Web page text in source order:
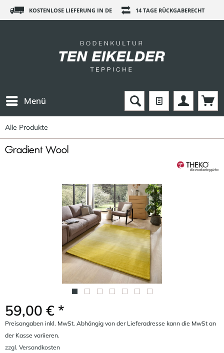
KOSTENLOSE LIEFERUNG IN DE 14 TAGE RÜCKGABERECHT
Menü
Alle Produkte
Gradient Wool
59,00 € *
Preisangaben inkl. MwSt. Abhängig von der Lieferadresse kann die MwSt an
der Kasse variieren.
zzgl. Versandkosten